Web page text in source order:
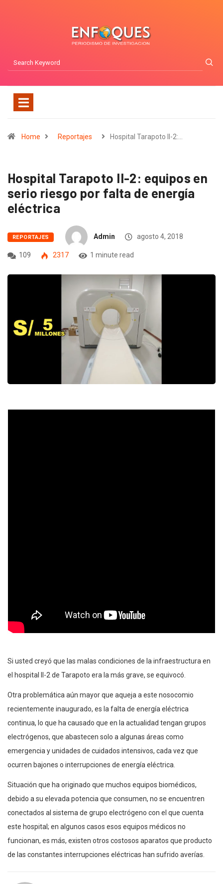
Home Reportajes Hospital Tarapoto II-2:…
Hospital Tarapoto II-2: equipos en
serio riesgo por falta de energía
eléctrica
REPORTAJES Admin agosto 4, 2018
109 2317 1 minute read
Si usted creyó que las malas condiciones de la infraestructura en
el hospital II-2 de Tarapoto era la más grave, se equivocó.
Otra problemática aún mayor que aqueja a este nosocomio
recientemente inaugurado, es la falta de energía eléctrica
continua, lo que ha causado que en la actualidad tengan grupos
electrógenos, que abastecen solo a algunas áreas como
emergencia y unidades de cuidados intensivos, cada vez que
ocurren bajones o interrupciones de energía eléctrica.
Situación que ha originado que muchos equipos biomédicos,
debido a su elevada potencia que consumen, no se encuentren
conectados al sistema de grupo electrógeno con el que cuenta
este hospital; en algunos casos esos equipos médicos no
funcionan, es más, existen otros costosos aparatos que producto
de las constantes interrupciones eléctricas han sufrido averías.